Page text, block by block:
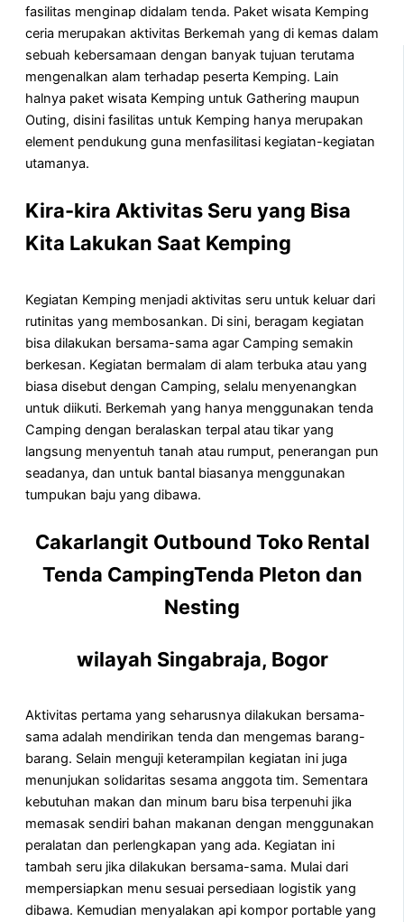
fasilitas menginap didalam tenda. Paket wisata Kemping
ceria merupakan aktivitas Berkemah yang di kemas dalam
sebuah kebersamaan dengan banyak tujuan terutama
mengenalkan alam terhadap peserta Kemping. Lain
halnya paket wisata Kemping untuk Gathering maupun
Outing, disini fasilitas untuk Kemping hanya merupakan
element pendukung guna menfasilitasi kegiatan-kegiatan
utamanya.
Kira-kira Aktivitas Seru yang Bisa
Kita Lakukan Saat Kemping
Kegiatan Kemping menjadi aktivitas seru untuk keluar dari
rutinitas yang membosankan. Di sini, beragam kegiatan
bisa dilakukan bersama-sama agar Camping semakin
berkesan. Kegiatan bermalam di alam terbuka atau yang
biasa disebut dengan Camping, selalu menyenangkan
untuk diikuti. Berkemah yang hanya menggunakan tenda
Camping dengan beralaskan terpal atau tikar yang
langsung menyentuh tanah atau rumput, penerangan pun
seadanya, dan untuk bantal biasanya menggunakan
tumpukan baju yang dibawa.
Cakarlangit Outbound Toko Rental
Tenda CampingTenda Pleton dan
Nesting
wilayah Singabraja, Bogor
Aktivitas pertama yang seharusnya dilakukan bersama-
sama adalah mendirikan tenda dan mengemas barang-
barang. Selain menguji keterampilan kegiatan ini juga
menunjukan solidaritas sesama anggota tim. Sementara
kebutuhan makan dan minum baru bisa terpenuhi jika
memasak sendiri bahan makanan dengan menggunakan
peralatan dan perlengkapan yang ada. Kegiatan ini
tambah seru jika dilakukan bersama-sama. Mulai dari
mempersiapkan menu sesuai persediaan logistik yang
dibawa. Kemudian menyalakan api kompor portable yang